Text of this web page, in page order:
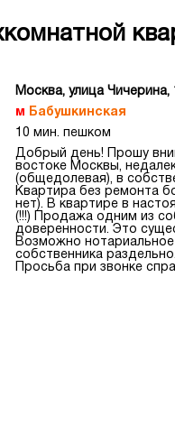
Москва, улица Чичерина,
Бабушкинская
10 мин. пешком
Добрый день! Прошу
востоке Москвы,
(общедолевая), в
Квартира без ремонта
нет). В квартире в
(!!!) Продажа одним из
доверенности. Это
Возможно
собственника
Просьба при звонке